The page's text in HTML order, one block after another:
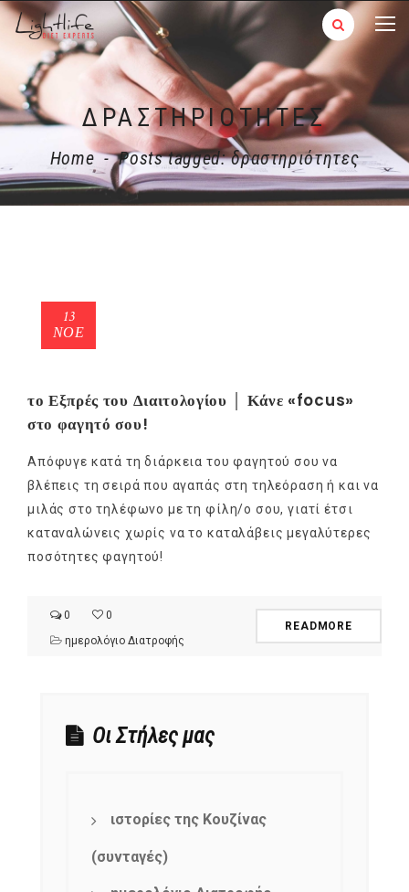
ΔΡΑΣΤΗΡΙΌΤΗΤΕΣ
Home - Posts tagged: δραστηριότητες
13
ΝΟΈ
το Εξπρές του Διαιτολογίου │ Κάνε «focus»
στο φαγητό σου!
Απόφυγε κατά τη διάρκεια του φαγητού σου να
βλέπεις τη σειρά που αγαπάς στη τηλεόραση ή και να
μιλάς στο τηλέφωνο με τη φίλη/ο σου, γιατί έτσι
καταναλώνεις χωρίς να το καταλάβεις μεγαλύτερες
ποσότητες φαγητού!
0
0
ημερολόγιο Διατροφής
READMORE
Οι Στήλες μας
ιστορίες της Κουζίνας
(συνταγές)